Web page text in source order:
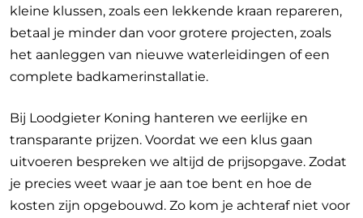
kleine klussen, zoals een lekkende kraan repareren,
betaal je minder dan voor grotere projecten, zoals
het aanleggen van nieuwe waterleidingen of een
complete badkamerinstallatie.
Bij Loodgieter Koning hanteren we eerlijke en
transparante prijzen. Voordat we een klus gaan
uitvoeren bespreken we altijd de prijsopgave. Zodat
je precies weet waar je aan toe bent en hoe de
kosten zijn opgebouwd. Zo kom je achteraf niet voor